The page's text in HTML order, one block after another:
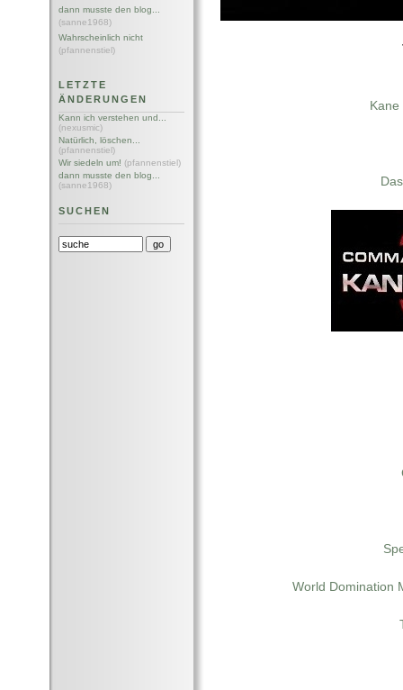
dann musste den blog...
(sanne1968)
Wahrscheinlich nicht
(pfannenstiel)
LETZTE
ÄNDERUNGEN
Kann ich verstehen und...
(nexusmic)
Natürlich, löschen...
(pfannenstiel)
Wir siedeln um! (pfannenstiel)
dann musste den blog...
(sanne1968)
SUCHEN
World Domination